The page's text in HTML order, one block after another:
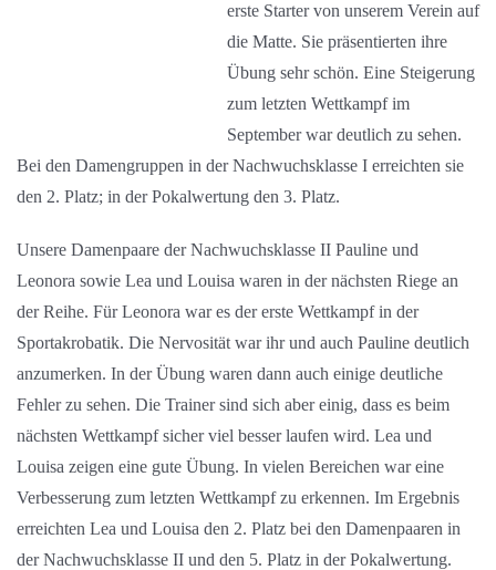
erste Starter von unserem Verein auf
die Matte. Sie präsentierten ihre
Übung sehr schön. Eine Steigerung
zum letzten Wettkampf im
September war deutlich zu sehen.
Bei den Damengruppen in der Nachwuchsklasse I erreichten sie
den 2. Platz; in der Pokalwertung den 3. Platz.
Unsere Damenpaare der Nachwuchsklasse II Pauline und
Leonora sowie Lea und Louisa waren in der nächsten Riege an
der Reihe. Für Leonora war es der erste Wettkampf in der
Sportakrobatik. Die Nervosität war ihr und auch Pauline deutlich
anzumerken. In der Übung waren dann auch einige deutliche
Fehler zu sehen. Die Trainer sind sich aber einig, dass es beim
nächsten Wettkampf sicher viel besser laufen wird. Lea und
Louisa zeigen eine gute Übung. In vielen Bereichen war eine
Verbesserung zum letzten Wettkampf zu erkennen. Im Ergebnis
erreichten Lea und Louisa den 2. Platz bei den Damenpaaren in
der Nachwuchsklasse II und den 5. Platz in der Pokalwertung.